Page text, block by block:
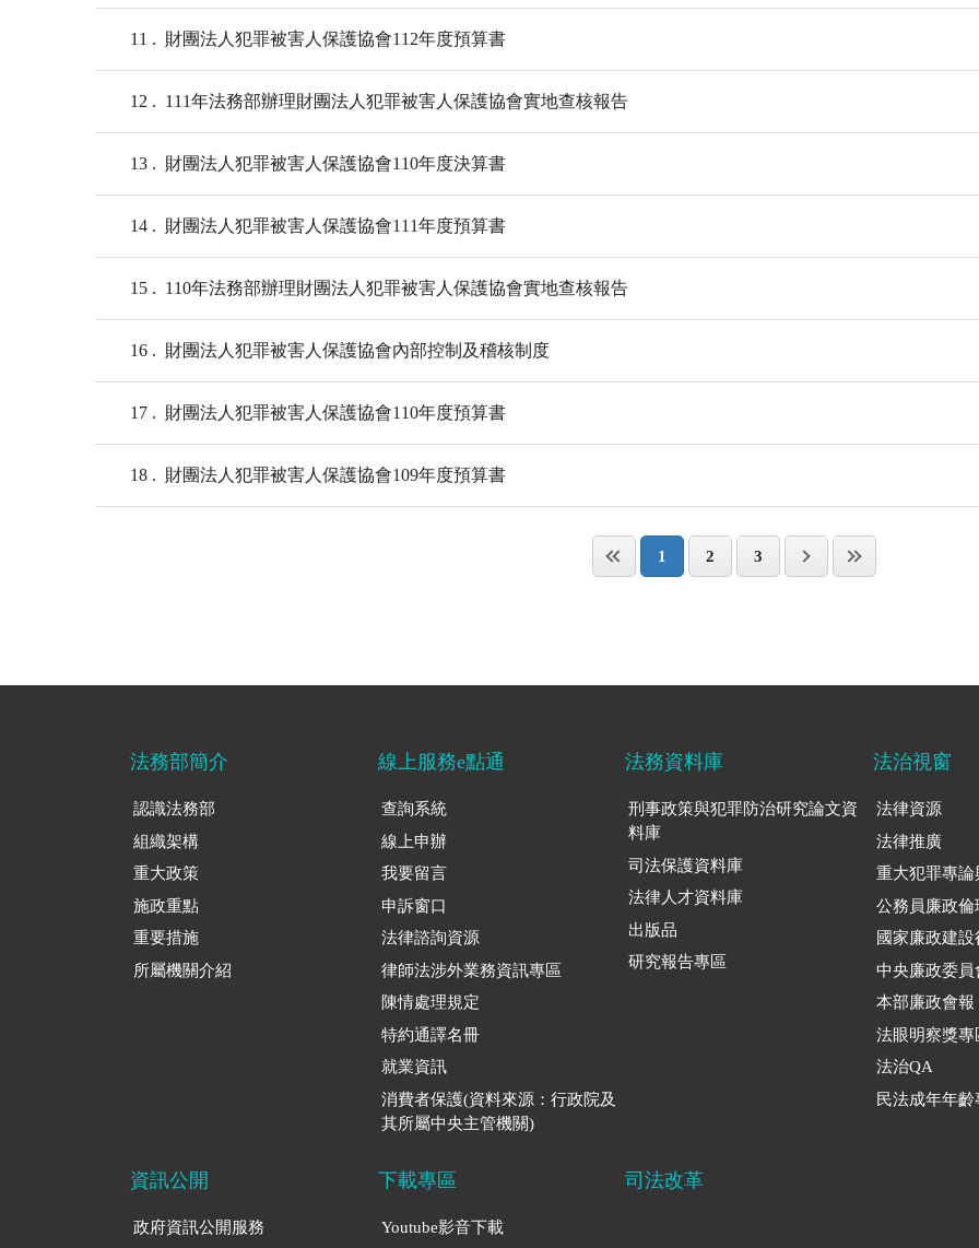
11 財團法人犯罪被害人保護協會112年度預算書
12 111年法務部辦理財團法人犯罪被害人保護協會實地查核報告
13 財團法人犯罪被害人保護協會110年度決算書
14 財團法人犯罪被害人保護協會111年度預算書
15 110年法務部辦理財團法人犯罪被害人保護協會實地查核報告
16 財團法人犯罪被害人保護協會內部控制及稽核制度
17 財團法人犯罪被害人保護協會110年度預算書
18 財團法人犯罪被害人保護協會109年度預算書
1 2 3
法務部簡介
認識法務部
組織架構
重大政策
施政重點
重要措施
所屬機關介紹
線上服務e點通
查詢系統
線上申辦
我要留言
申訴窗口
法律諮詢資源
律師法涉外業務資訊專區
陳情處理規定
特約通譯名冊
就業資訊
消費者保護(資料來源：行政院及
其所屬中央主管機關)
法務資料庫
刑事政策與犯罪防治研究論文資
料庫
司法保護資料庫
法律人才資料庫
出版品
研究報告專區
法治視窗
法律資源
法律推廣
重大犯罪專論
公務員廉政倫
國家廉政建
中央廉政委員
本部廉政會報
法眼明察獎專
法治QA
民法成年年齡
資訊公開
政府資訊公開服務
下載專區
Youtube影音下載
司法改革